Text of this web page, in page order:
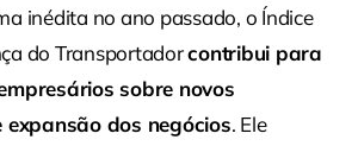
inédita no ano passado, o Índice
do Transportadorcontribui para
sobre novos
expansão dos negócios. Ele